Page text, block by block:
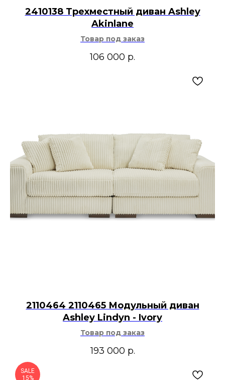
2410138 Трехместный диван Ashley
Akinlane
Товар под заказ
106 000 р.
2110464 2110465 Модульный диван
Ashley Lindyn - Ivory
Товар под заказ
193 000 р.
SALE
15%